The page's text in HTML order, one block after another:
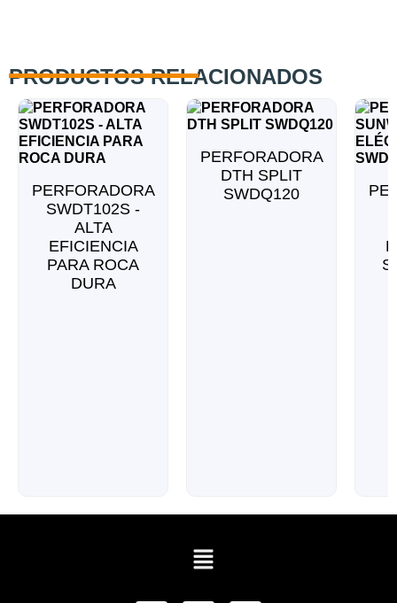
PRODUCTOS RELACIONADOS
PERFORADORA
SWDT102S -
ALTA
EFICIENCIA
PARA ROCA
DURA
PERFORADORA
DTH SPLIT
SWDQ120